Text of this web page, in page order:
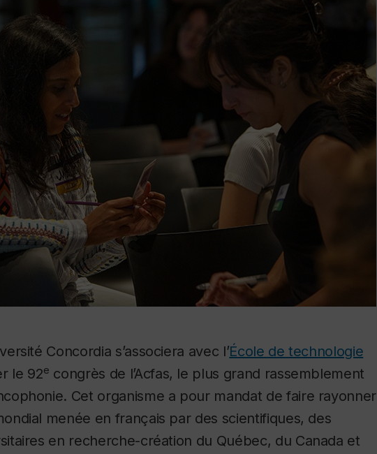
Concordia s’associera avec l’École de technologie
le 92e congrès de l’Acfas, le plus grand rassemblement
Cet organisme a pour mandat de faire rayonner
menée en français par des scientifiques, des
en recherche-création du Québec, du Canada et